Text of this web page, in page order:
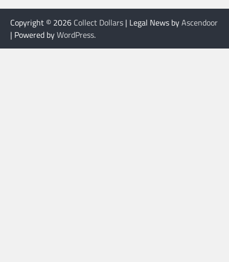
Copyright © 2026 Collect Dollars | Legal News byAscendoor
| Powered byWordPress.